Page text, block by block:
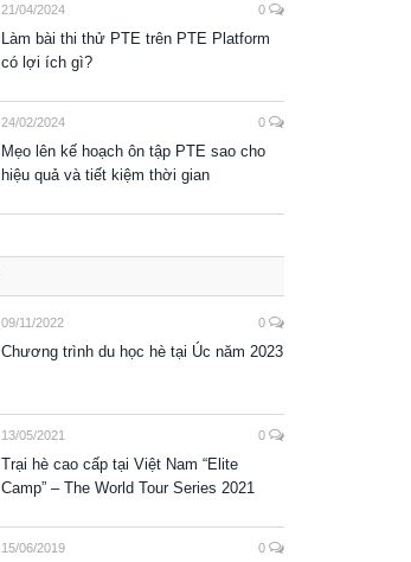
21/04/2024 0
Làm bài thi thử PTE trên PTE Platform
có lợi ích gì?
24/02/2024 0
Mẹo lên kế hoạch ôn tập PTE sao cho
hiệu quả và tiết kiệm thời gian
09/11/2022 0
Chương trình du học hè tại Úc năm 2023
13/05/2021 0
Trại hè cao cấp tại Việt Nam “Elite
Camp” – The World Tour Series 2021
15/06/2019 0